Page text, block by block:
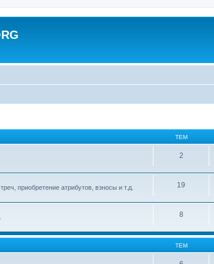
ТЕМ
2
приобретение атрибутов, взносы и т.д. 19
8
ТЕМ